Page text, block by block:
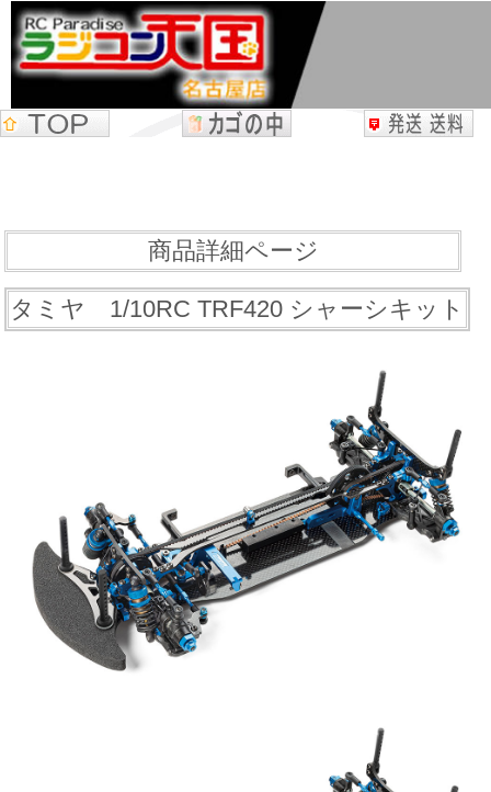
商品詳細ページ
タミヤ 1/10RC TRF420 シャーシキット